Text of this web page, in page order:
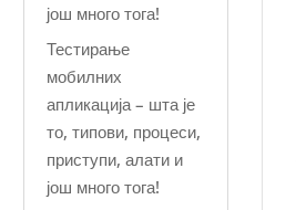
још много тога!
Тестирање
мобилних
апликација – шта је
то, типови, процеси,
приступи, алати и
још много тога!